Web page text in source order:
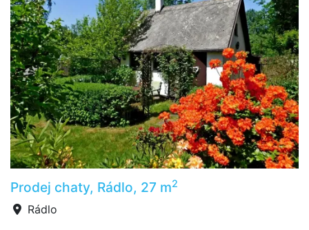
Prodej chaty, Rádlo, 27 m2
Rádlo